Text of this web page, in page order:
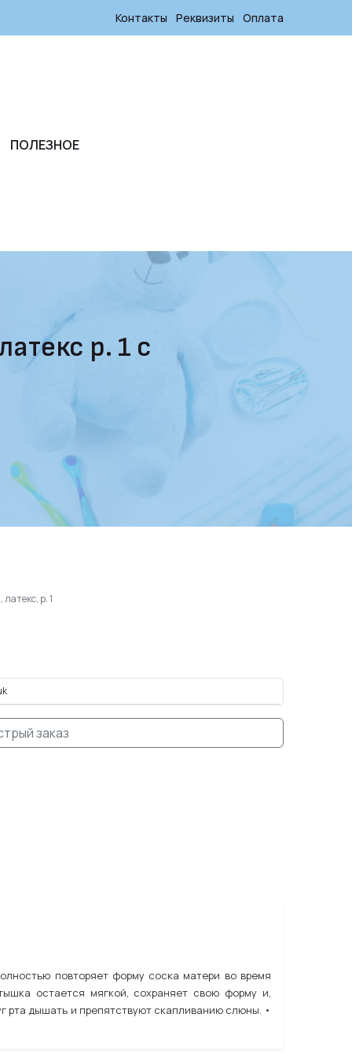
Контакты Реквизиты Оплата
ПОЛЕЗНОЕ
р. 1 с
р. 1
заказ
повторяет форму соска матери во время
остается мягкой, сохраняет свою форму и,
рта дышать и препятствуют скапливанию слюны. •